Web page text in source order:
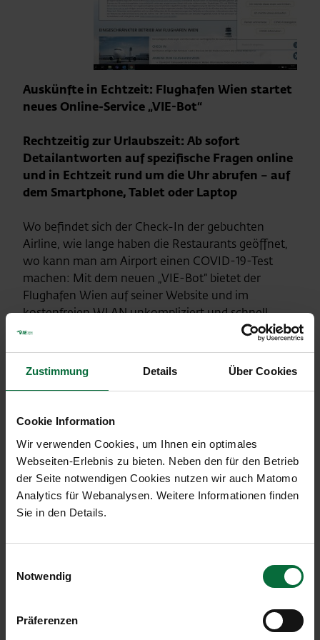
Zustimmung Details Über Cookies
Cookie Information
Wir verwenden Cookies, um Ihnen ein optimales
Webseiten-Erlebnis zu bieten. Neben den für den Betrieb
der Seite notwendigen Cookies nutzen wir auch Matomo
Analytics für Webanalysen. Weitere Informationen finden
Sie in den Details.
Notwendig
Präferenzen
Auskünfte in Echtzeit: Flughafen Wien startet
neues Online-Service „VIE-Bot“
Rechtzeitig zur Urlaubszeit: Ab sofort
Detailantworten auf spezifische Fragen online
und in Echtzeit rund um die Uhr abrufen – auf
dem Smartphone, Tablet oder Laptop
Wo befindet sich der Check-In der gebuchten
Airline, wie lange haben die Restaurants geöffnet,
wo kann man am Airport einen COVID-19-Test
machen: Mit dem neuen „VIE-Bot“ bietet der
Flughafen Wien auf seiner Website und im
kostenfreien WLAN unkompliziert und schnell
Echtzeitantworten mittels künstlicher Intelligenz
auf individuelle Fragen von Passagieren und allen
Interessierten. Zum Einsatz kommt dabei eine
Chatbot-Lösung der Firma „E-Bot7“.
Detailauskünfte und Stichwortsuche
konkrete Kundenanfragen zu allen Themen, die
den Flughafen betreffen. Mittels Stichwortsuche
können gezielt Informationen zu Restaurants und
Shoppingmöglichkeiten, zu sämtlichen
Passagierangeboten, zu Abläufen am Flughafen,
erweitert seine Inhalte.
Mit dem neuen Online-Service erweitert der